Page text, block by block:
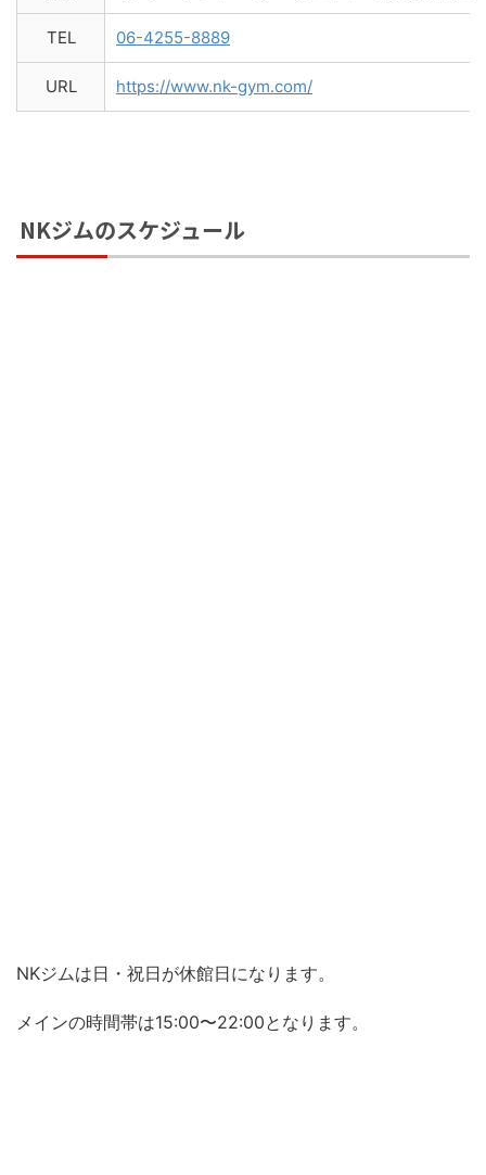
TEL 06-4255-8889
URL https://www.nk-gym.com/
NKジムのスケジュール
NKジムは日・祝日が休館日になります。
メインの時間帯は15:00〜22:00となります。